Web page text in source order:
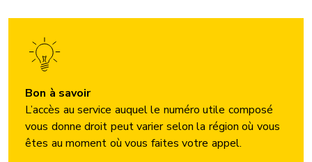
Bon à savoir
L’accès au service auquel le numéro utile composé
vous donne droit peut varier selon la région où vous
êtes au moment où vous faites votre appel.